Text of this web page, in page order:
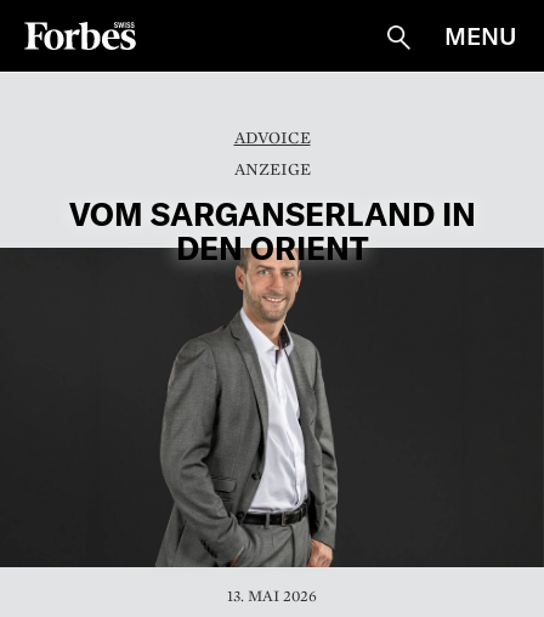
Suche
MENU
ADVOICE
VOM SARGANSERLAND IN
DEN ORIENT
13. MAI 2026